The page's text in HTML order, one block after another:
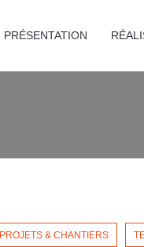
PRÉSENTATION
PROJETS & CHANTIERS